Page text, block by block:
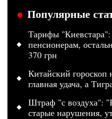
Популярные
Тарифы "Киевстара":
пенсионерам,
370 грн
Китайский
главная удача, а
Штраф "с воздуха":
старые нарушения,